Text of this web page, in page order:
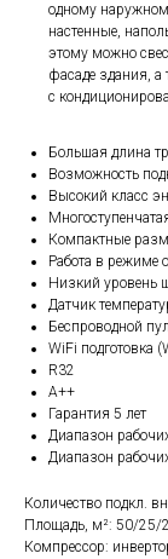
одному
настенные,
этому можно
фасаде здания, а
с
Большая длина
Возможность
Высокий класс
Компактные
Работа в режиме
Низкий уровень
Датчик
Беспроводной
WiFi подготовка
R32
A++
Гарантия 5 лет
Диапазон
Диапазон
Количество подкл.
Площадь, м²: 50/25/
Компрессор: